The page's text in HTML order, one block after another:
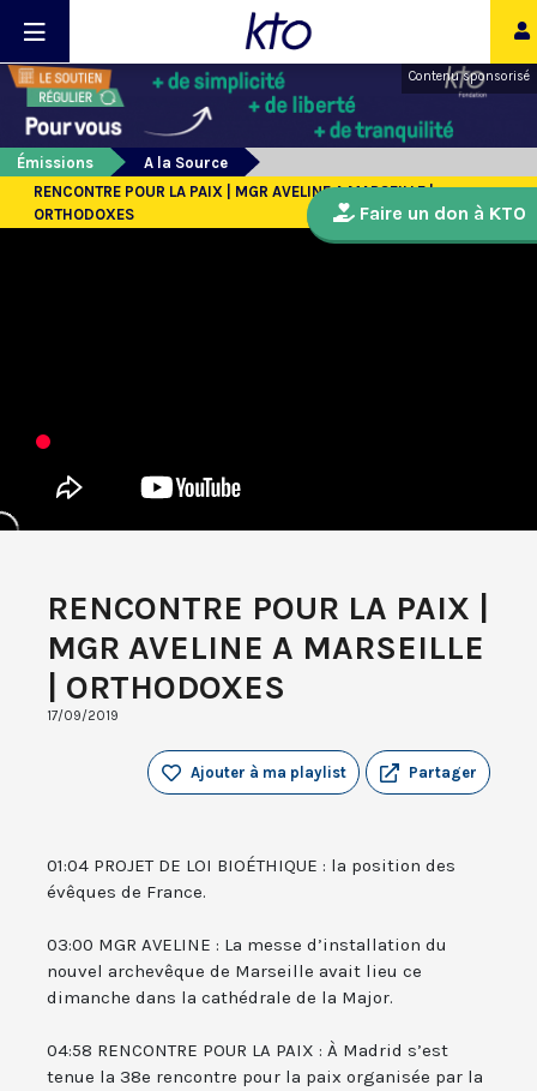
Contenu sponsorisé
Émissions
A la Source
RENCONTRE POUR LA PAIX | MGR AVELINE A MARSEILLE |
ORTHODOXES
RENCONTRE POUR LA PAIX |
MGR AVELINE A MARSEILLE
| ORTHODOXES
17/09/2019
Partager
Ajouter à ma playlist
01:04 PROJET DE LOI BIOÉTHIQUE : la position des
évêques de France.
03:00 MGR AVELINE : La messe d’installation du
nouvel archevêque de Marseille avait lieu ce
dimanche dans la cathédrale de la Major.
04:58 RENCONTRE POUR LA PAIX : À Madrid s’est
tenue la 38e rencontre pour la paix organisée par la
Faire un don à KTO